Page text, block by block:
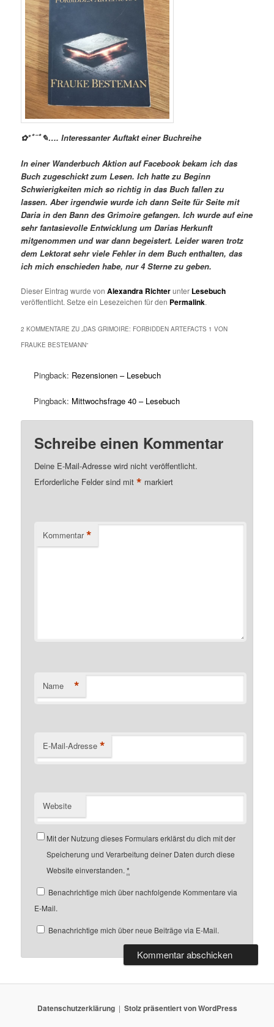
✿*ﾟ¨ﾟ✎…. Interessanter Auftakt einer Buchreihe
In einer Wanderbuch Aktion auf Facebook bekam ich das
Buch zugeschickt zum Lesen. Ich hatte zu Beginn
Schwierigkeiten mich so richtig in das Buch fallen zu
lassen. Aber irgendwie wurde ich dann Seite für Seite mit
Daria in den Bann des Grimoire gefangen. Ich wurde auf eine
sehr fantasievolle Entwicklung um Darias Herkunft
mitgenommen und war dann begeistert. Leider waren trotz
dem Lektorat sehr viele Fehler in dem Buch enthalten, das
ich mich enschieden habe, nur 4 Sterne zu geben.
Dieser Eintrag wurde vonAlexandra Richterunter Lesebuch
veröffentlicht. Setze ein Lesezeichen für den Permalink.
2 KOMMENTARE ZU „ DAS GRIMOIRE: FORBIDDEN ARTEFACTS 1 VON
FRAUKE BESTEMANN“
Pingback: Rezensionen – Lesebuch
Pingback: Mittwochsfrage 40 – Lesebuch
Schreibe einen Kommentar
Deine E-Mail-Adresse wird nicht veröffentlicht.
Erforderliche Felder sind mit* markiert
Kommentar *
Name *
E-Mail-Adresse *
Website
Mit der Nutzung dieses Formulars erklärst du dich mit der
Speicherung und Verarbeitung deiner Daten durch diese
Website einverstanden.*
Benachrichtige mich über nachfolgende Kommentare via
E-Mail.
Benachrichtige mich über neue Beiträge via E-Mail.
Datenschutzerklärung Stolz präsentiert von WordPress